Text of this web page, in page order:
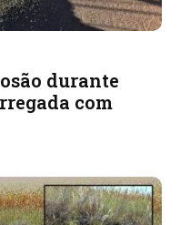
durante
com